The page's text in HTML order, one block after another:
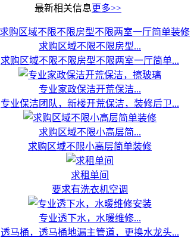
最新相关信息更多>>
求购区域不限不限房型...
求购区域不限不限房型不限两室一厅简单...
专业家政保洁开荒保洁...
专业保洁团队，新楼开荒保洁，装修后卫...
求购区域不限小高层简...
求购区域不限小高层简单装修
求租单间
要求有洗衣机空调
专业透下水，水暖维修...
透马桶，透马桶地漏主管道，更换水龙头...